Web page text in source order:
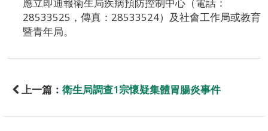
28533525，傳真：28533524）及社會工作局或教育
暨青年局。
上一篇： 衛生局調查1宗懷疑集體胃腸炎事件